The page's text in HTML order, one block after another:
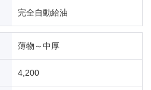
完全自動給油
薄物～中厚
4,200